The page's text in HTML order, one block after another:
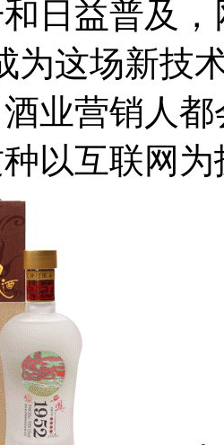
日益普及
为这场新技
业营销人
以互联网